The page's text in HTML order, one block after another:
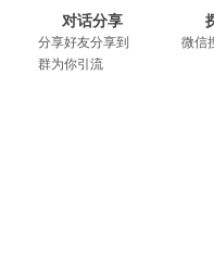
对话分享
分享好友分享到
群为你引流
微信